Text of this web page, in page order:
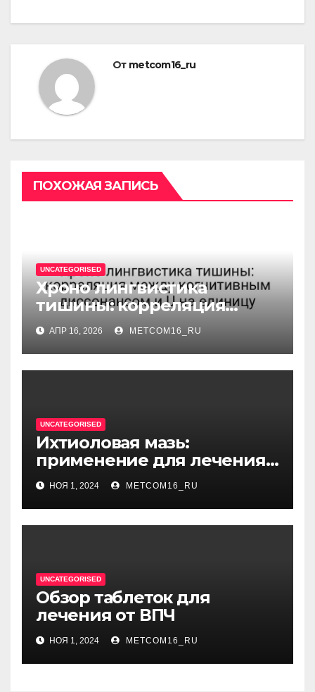
От metcom16_ru
ПОХОЖАЯ ЗАПИСЬ
UNCATEGORISED
Хроно лингвистика
тишины: корреляция
между когнитивным
диссонансом и U на
единицу
АПР 16, 2026 METCOM16_RU
UNCATEGORISED
Ихтиоловая мазь:
применение для лечения
фурункулов
НОЯ 1, 2024 METCOM16_RU
UNCATEGORISED
Обзор таблеток для
лечения от ВПЧ
НОЯ 1, 2024 METCOM16_RU